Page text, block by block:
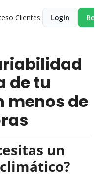
Zonificación
Satelital de Cultivos
Clientes Login
de tu
menos de
un